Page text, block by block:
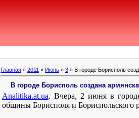
Главная » 2011 » Июнь » 3 » В городе Борисполь
В городе Борисполь создана
Analitika.at.ua. Вчера, 2 июня в
общины Борисполя и Бориспольского